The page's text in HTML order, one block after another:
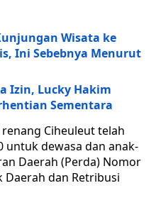
Wisata ke
Ini Sebebnya Menurut
Izin, Lucky Hakim
Sementara
Ciheuleut telah
untuk dewasa dan anak-
Daerah (Perda) Nomor
Daerah dan Retribusi